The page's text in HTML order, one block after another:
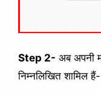
Step 2- अब अपनी
निम्नलिखित शामिल हैं-